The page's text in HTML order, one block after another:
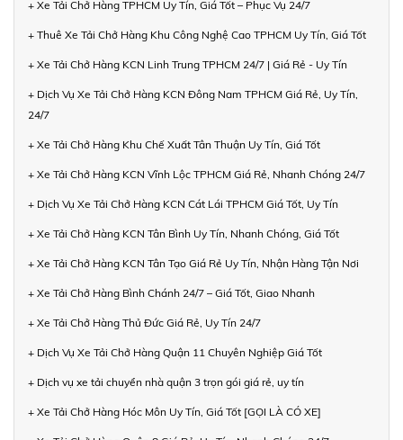
+ Xe Tải Chở Hàng TPHCM Uy Tín, Giá Tốt – Phục Vụ 24/7
+ Thuê Xe Tải Chở Hàng Khu Công Nghệ Cao TPHCM Uy Tín, Giá Tốt
+ Xe Tải Chở Hàng KCN Linh Trung TPHCM 24/7 | Giá Rẻ - Uy Tín
+ Dịch Vụ Xe Tải Chở Hàng KCN Đông Nam TPHCM Giá Rẻ, Uy Tín,
24/7
+ Xe Tải Chở Hàng Khu Chế Xuất Tân Thuận Uy Tín, Giá Tốt
+ Xe Tải Chở Hàng KCN Vĩnh Lộc TPHCM Giá Rẻ, Nhanh Chóng 24/7
+ Dịch Vụ Xe Tải Chở Hàng KCN Cát Lái TPHCM Giá Tốt, Uy Tín
+ Xe Tải Chở Hàng KCN Tân Bình Uy Tín, Nhanh Chóng, Giá Tốt
+ Xe Tải Chở Hàng KCN Tân Tạo Giá Rẻ Uy Tín, Nhận Hàng Tận Nơi
+ Xe Tải Chở Hàng Bình Chánh 24/7 – Giá Tốt, Giao Nhanh
+ Xe Tải Chở Hàng Thủ Đức Giá Rẻ, Uy Tín 24/7
+ Dịch Vụ Xe Tải Chở Hàng Quận 11 Chuyên Nghiệp Giá Tốt
+ Dịch vụ xe tải chuyển nhà quận 3 trọn gói giá rẻ, uy tín
+ Xe Tải Chở Hàng Hóc Môn Uy Tín, Giá Tốt [GỌI LÀ CÓ XE]